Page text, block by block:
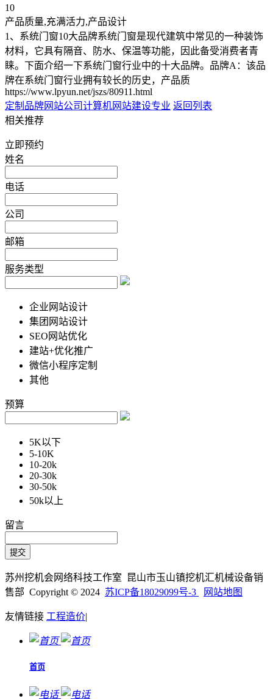
10
产品质量,充满活力,产品设计
1、系统门窗10大品牌系统门窗是现代建筑中常见的一种装饰
材料，它具有隔音、防水、保温等功能，因此备受消费者青
睐。下面介绍一下系统门窗行业中的十大品牌。品牌A：该品
牌在系统门窗行业拥有较长的历史，产品质
https://www.lpyun.net/jszs/80911.html
定制品牌网站公司计算机网站建设专业 返回列表
相关推荐
立即预约
姓名
电话
公司
邮箱
服务类型
企业网站设计
集团网站设计
SEO网站优化
建站+优化推广
微信小程序定制
其他
预算
5K以下
5-10K
10-20k
20-30k
30-50k
50k以上
留言
苏州挖机会网络科技工作室 昆山市玉山镇挖机汇机械设备销
售部 Copyright © 2024 苏ICP备18029099号-3 网站地图
友情链接 工程造价|
首页